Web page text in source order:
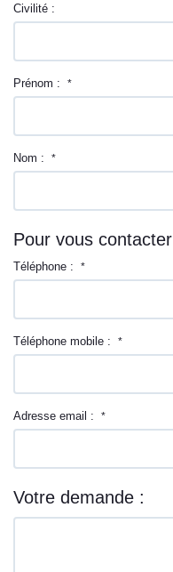
Civilité :
Prénom : *
Nom : *
Pour vous contacter
Téléphone : *
Téléphone mobile : *
Adresse email : *
Votre demande :